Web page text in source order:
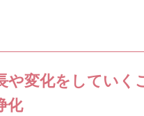
や変化をしていく
化